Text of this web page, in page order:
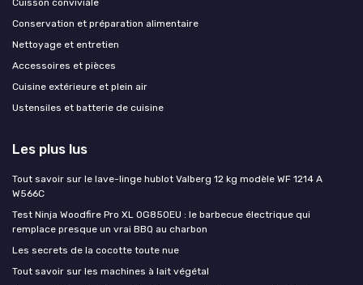
Conservation et préparation alimentaire
Nettoyage et entretien
Accessoires et pièces
Cuisine extérieure et plein air
Ustensiles et batterie de cuisine
Les plus lus
Tout savoir sur le lave-linge hublot Valberg 12 kg modèle WF 1214 A
W566C
Test Ninja Woodfire Pro XL OG850EU : le barbecue électrique qui
remplace presque un vrai BBQ au charbon
Les secrets de la cocotte toute nue
Tout savoir sur les machines à lait végétal